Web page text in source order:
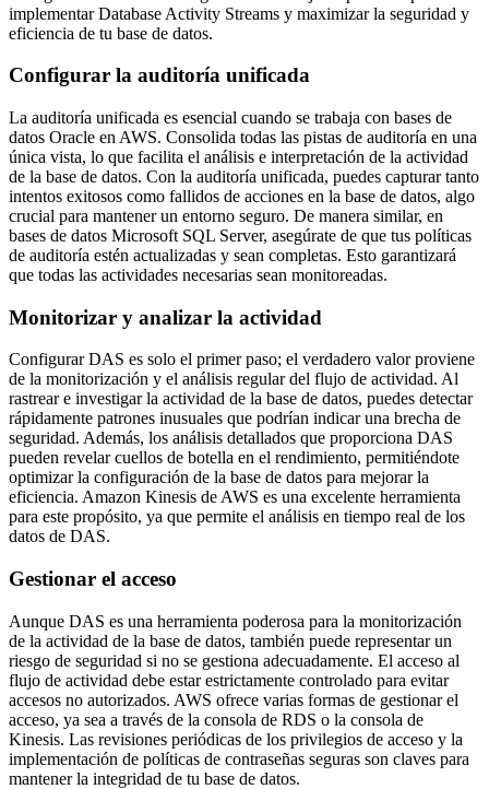
implementar Database Activity Streams y maximizar la seguridad y
eficiencia de tu base de datos.
Configurar la auditoría unificada
La auditoría unificada es esencial cuando se trabaja con bases de
datos Oracle en AWS. Consolida todas las pistas de auditoría en una
única vista, lo que facilita el análisis e interpretación de la actividad
de la base de datos. Con la auditoría unificada, puedes capturar tanto
intentos exitosos como fallidos de acciones en la base de datos, algo
crucial para mantener un entorno seguro. De manera similar, en
bases de datos Microsoft SQL Server, asegúrate de que tus políticas
de auditoría estén actualizadas y sean completas. Esto garantizará
que todas las actividades necesarias sean monitoreadas.
Monitorizar y analizar la actividad
Configurar DAS es solo el primer paso; el verdadero valor proviene
de la monitorización y el análisis regular del flujo de actividad. Al
rastrear e investigar la actividad de la base de datos, puedes detectar
rápidamente patrones inusuales que podrían indicar una brecha de
seguridad. Además, los análisis detallados que proporciona DAS
pueden revelar cuellos de botella en el rendimiento, permitiéndote
optimizar la configuración de la base de datos para mejorar la
eficiencia. Amazon Kinesis de AWS es una excelente herramienta
para este propósito, ya que permite el análisis en tiempo real de los
datos de DAS.
Gestionar el acceso
Aunque DAS es una herramienta poderosa para la monitorización
de la actividad de la base de datos, también puede representar un
riesgo de seguridad si no se gestiona adecuadamente. El acceso al
flujo de actividad debe estar estrictamente controlado para evitar
accesos no autorizados. AWS ofrece varias formas de gestionar el
acceso, ya sea a través de la consola de RDS o la consola de
Kinesis. Las revisiones periódicas de los privilegios de acceso y la
implementación de políticas de contraseñas seguras son claves para
mantener la integridad de tu base de datos.